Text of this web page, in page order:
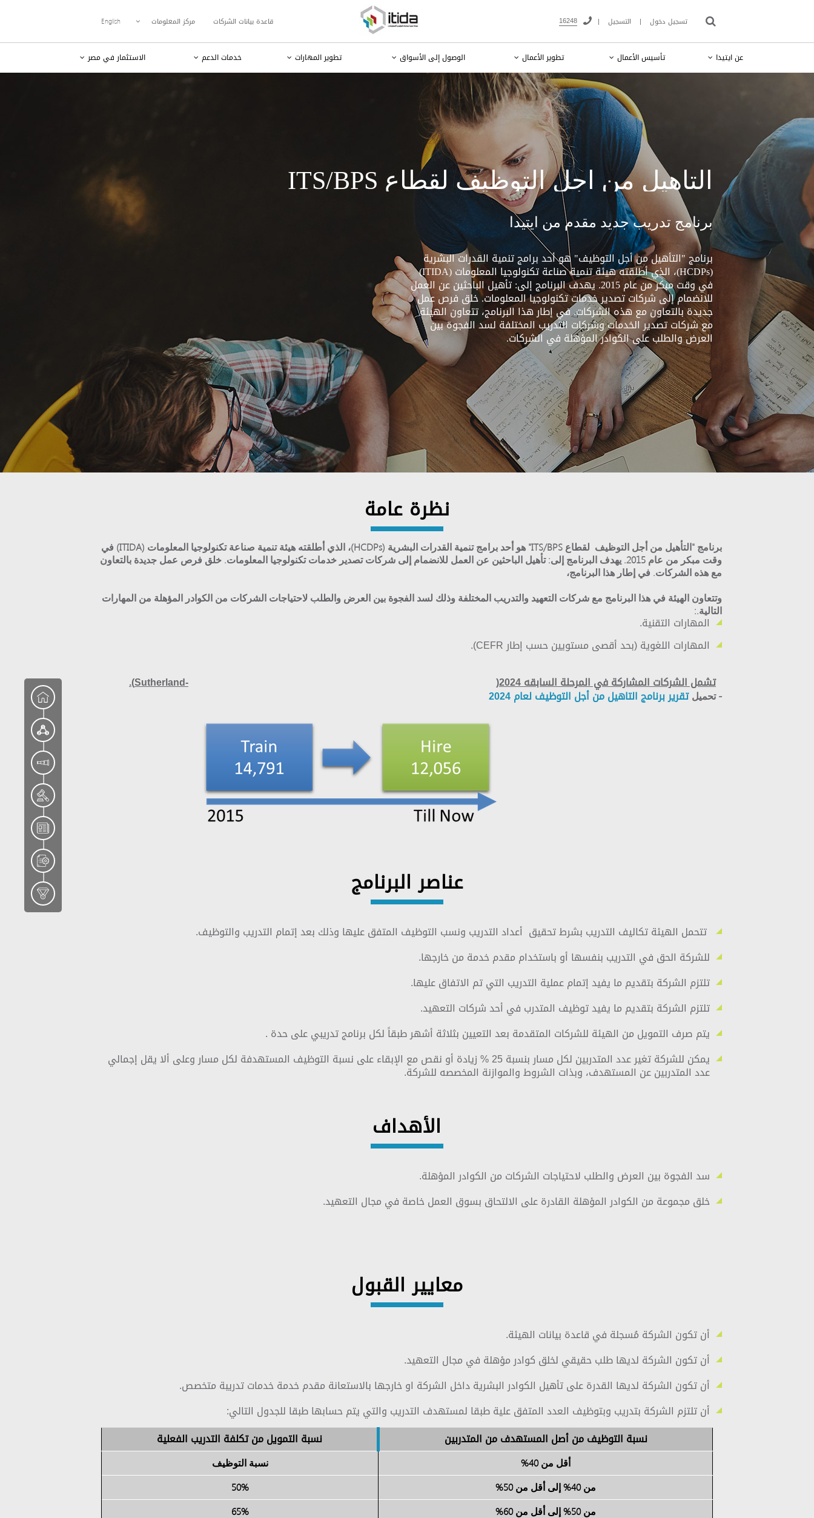
تسجيل دخول | التسجيل |
16248 قاعدة بيانات الشركات مركز المعلومات English
عن ايتيدا تأسيس الأعمال تطوير الأعمال الوصول إلى الأسواق تطوير المهارات خدمات الدعم الاستثمار في مصر
التأهيل من أجل التوظيف لقطاع ITS/BPS
برنامج تدريب جديد مقدم من ايتيدا
برنامج "التأهيل من أجل التوظيف" هو أحد برامج تنمية القدرات البشرية
(HCDPs)، الذي أطلقته هيئة تنمية صناعة تكنولوجيا المعلومات (ITIDA)
في وقت مبكر من عام 2015. يهدف البرنامج إلى: تأهيل الباحثين عن العمل
للانضمام إلى شركات تصدير خدمات تكنولوجيا المعلومات. خلق فرص عمل
جديدة بالتعاون مع هذه الشركات. في إطار هذا البرنامج، تتعاون الهيئة
مع شركات تصدير الخدمات وشركات التدريب المختلفة لسد الفجوة بين
العرض والطلب على الكوادر المؤهلة في الشركات.
نظرة عامة
برنامج "التأهيل من أجل التوظيف لقطاع ITS/BPS" هو أحد برامج تنمية القدرات البشرية (HCDPs)، الذي أطلقته هيئة تنمية صناعة تكنولوجيا المعلومات (ITIDA) في
وقت مبكر من عام 2015. يهدف البرنامج إلى: تأهيل الباحثين عن العمل للانضمام إلى شركات تصدير خدمات تكنولوجيا المعلومات. خلق فرص عمل جديدة بالتعاون
مع هذه الشركات. في إطار هذا البرنامج،
وتتعاون الهيئة في هذا البرنامج مع شركات التعهيد والتدريب المختلفة وذلك لسد الفجوة بين العرض والطلب لاحتياجات الشركات من الكوادر المؤهلة من المهارات
التالية.: ​​
المهارات التقنية.
المهارات اللغوية (بحد أقصى مستويين حسب إطار CEFR).
تشمل الشركات المشاركة في المرحلة السابقه 2024(
Sutherland-
- تحميل تقرير برنامج التاهيل من أجل التوظيف لعام 2024
عناصر البرنامج
تتحمل الهيئة تكاليف التدريب بشرط تحقيق أعداد التدريب ونسب التوظيف المتفق عليها وذلك بعد إتمام التدريب والتوظيف.
للشركة الحق في التدريب بنفسها أو باستخدام مقدم خدمة من خارجها.
تلتزم الشركة بتقديم ما يفيد إتمام عملية التدريب التي تم الاتفاق عليها.
تلتزم الشركة بتقديم ما يفيد توظيف المتدرب في أحد شركات التعهيد.
يتم صرف التمويل من الهيئة للشركات المتقدمة بعد التعيين بثلاثة أشهر طبقاً لكل برنامج تدريبي على حدة .
يمكن للشركة تغير عدد المتدربين لكل مسار بنسبة 25 % زيادة أو نقص مع الإبقاء على نسبة التوظيف المستهدفة لكل مسار وعلى ألا يقل إجمالي
عدد المتدربين عن المستهدف، وبذات الشروط والموازنة المخصصه للشركة.
الأهداف
سد الفجوة بين العرض والطلب لاحتياجات الشركات من الكوادر المؤهلة.
خلق مجموعة من الكوادر المؤهلة القادرة على الالتحاق بسوق العمل خاصة في مجال التعهيد.
معايير القبول
أن تكون الشركة مُسجلة في قاعدة بيانات الهيئة.
أن تكون الشركة لديها طلب حقيقي لخلق كوادر مؤهلة في مجال التعهيد.
أن تكون الشركة لديها القدرة على تأهيل الكوادر البشرية داخل الشركة او خارجها بالاستعانة مقدم خدمة خدمات تدريبة متخصص.
أن تلتزم الشركة بتدريب وبتوظيف العدد المتفق علية طبقا لمستهدف التدريب والتي يتم حسابها طبقا للجدول التالي:
نسبة التوظيف من أصل المستهدف من المتدربين
نسبة التمويل من تكلفة التدريب الفعلية
أقل من 40%
نسبة التوظيف
من 40% إلى أقل من 50%
50%
من 50% إلى أقل من 60%
65%